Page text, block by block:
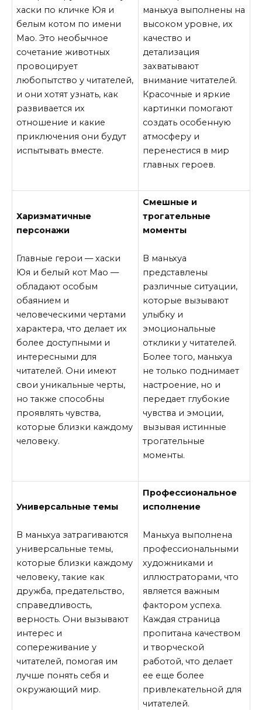
хаски по кличке Юя и
белым котом по имени
Мао. Это необычное
сочетание животных
провоцирует
любопытство у читателей,
и они хотят узнать, как
развивается их
отношение и какие
приключения они будут
испытывать вместе.
маньхуа выполнены на
высоком уровне, их
качество и
детализация
захватывают
внимание читателей.
Красочные и яркие
картинки помогают
создать особенную
атмосферу и
перенестися в мир
главных героев.
Харизматичные
персонажи
Главные герои — хаски
Юя и белый кот Мао —
обладают особым
обаянием и
человеческими чертами
характера, что делает их
более доступными и
интересными для
читателей. Они имеют
свои уникальные черты,
но также способны
проявлять чувства,
которые близки каждому
человеку.
Смешные и
трогательные
моменты
В маньхуа
представлены
различные ситуации,
которые вызывают
улыбку и
эмоциональные
отклики у читателей.
Более того, маньхуа
не только поднимает
настроение, но и
передает глубокие
чувства и эмоции,
вызывая истинные
трогательные
моменты.
Универсальные темы
В маньхуа затрагиваются
универсальные темы,
которые близки каждому
человеку, такие как
дружба, предательство,
справедливость,
верность. Они вызывают
интерес и
сопереживание у
читателей, помогая им
лучше понять себя и
окружающий мир.
Профессиональное
исполнение
Маньхуа выполнена
профессиональными
художниками и
иллюстраторами, что
является важным
фактором успеха.
Каждая страница
пропитана качеством
и творческой
работой, что делает
ее еще более
привлекательной для
читателей.